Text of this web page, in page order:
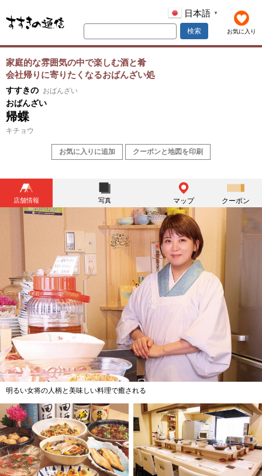
お気に入り
日本語 ▼
検索
家庭的な雰囲気の中で楽しむ酒と肴
会社帰りに寄りたくなるおばんざい処
すすきの おばんざい
おばんざい
帰蝶
キチョウ
お気に入りに追加 クーポンと地図を印刷
店舗情報 写真 マップ クーポン
明るい女将の人柄と美味しい料理で癒される